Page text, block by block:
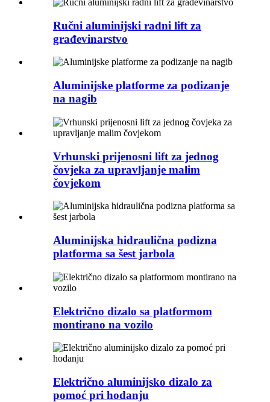
Ručni aluminijski radni lift za
građevinarstvo
Aluminijske platforme za podizanje
na nagib
Vrhunski prijenosni lift za jednog
čovjeka za upravljanje malim
čovjekom
Aluminijska hidraulična podizna
platforma sa šest jarbola
Električno dizalo sa platformom
montirano na vozilo
Električno aluminijsko dizalo za
pomoć pri hodanju